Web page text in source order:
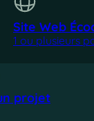
Site Web
1 ou plusieurs
projet